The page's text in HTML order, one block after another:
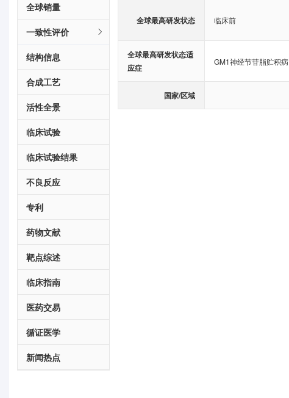
全球销量
一致性评价
结构信息
合成工艺
活性全景
临床试验
临床试验结果
不良反应
专利
药物文献
靶点综述
临床指南
医药交易
循证医学
新闻热点
全球最高研发状态 临床前
全球最高研发状态适
应症
GM1神经节苷脂贮积病
国家/区域